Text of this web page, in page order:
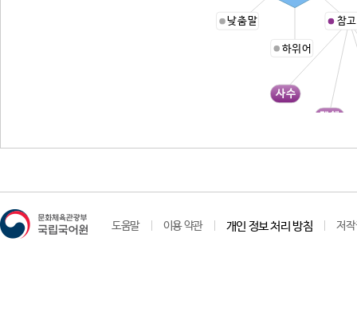
사수
궤책
참
하위어
낮춤말
도움말 이용 약관 개인 정보 처리 방침 저